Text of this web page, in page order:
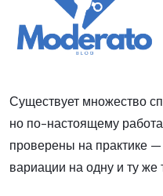
Существует множество
но по-настоящему
проверены на практике
вариации на одну и ту же